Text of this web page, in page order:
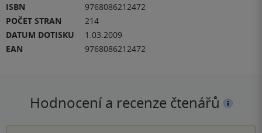
ISBN
9768086212472
POČET STRAN
214
DATUM DOTISKU
1.03.2009
EAN
9768086212472
Hodnocení a recenze čtenářů